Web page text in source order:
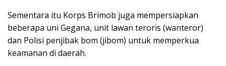
Sementara itu Korps Brimob juga mempersiapkan
beberapa uni Gegana, unit lawan teroris (wanteror)
dan Polisi penjibak bom (jibom) untuk memperkua
keamanan di daerah.